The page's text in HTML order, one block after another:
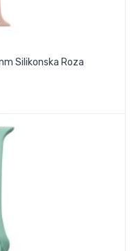
Silikonska Roza